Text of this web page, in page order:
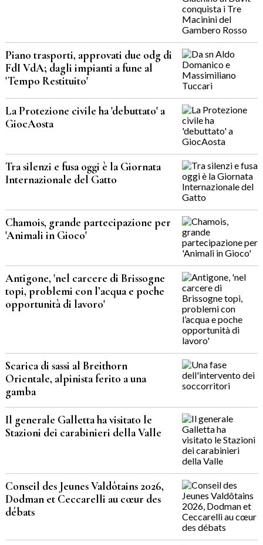
Piano trasporti, approvati due odg di
FdI VdA; dagli impianti a fune al
'Tempo Restituito'
La Protezione civile ha 'debuttato' a
GiocAosta
Tra silenzi e fusa oggi è la Giornata
Internazionale del Gatto
Chamois, grande partecipazione per
'Animali in Gioco'
Antigone, 'nel carcere di Brissogne
topi, problemi con l’acqua e poche
opportunità di lavoro'
Scarica di sassi al Breithorn
Orientale, alpinista ferito a una
gamba
Il generale Galletta ha visitato le
Stazioni dei carabinieri della Valle
Conseil des Jeunes Valdôtains 2026,
Dodman et Ceccarelli au cœur des
débats